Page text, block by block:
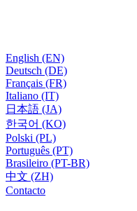
English (EN)
Deutsch (DE)
Français (FR)
Italiano (IT)
日本語 (JA)
한국어 (KO)
Polski (PL)
Português (PT)
Brasileiro (PT-BR)
中文 (ZH)
Contacto